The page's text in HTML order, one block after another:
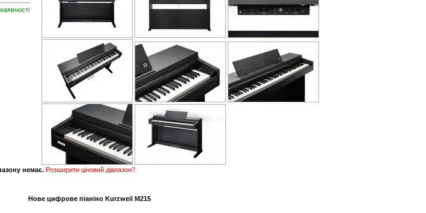
немає. Розширити ціновий діапазон?
Нове цифрове піаніно Kurzweil M215